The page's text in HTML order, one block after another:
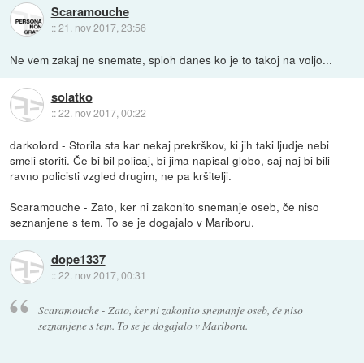
Scaramouche
::21. nov 2017, 23:56
Ne vem zakaj ne snemate, sploh danes ko je to takoj na voljo...
solatko
::22. nov 2017, 00:22
darkolord - Storila sta kar nekaj prekrškov, ki jih taki ljudje nebi
smeli storiti. Če bi bil policaj, bi jima napisal globo, saj naj bi bili
ravno policisti vzgled drugim, ne pa kršitelji.
Scaramouche - Zato, ker ni zakonito snemanje oseb, če niso
seznanjene s tem. To se je dogajalo v Mariboru.
dope1337
::22. nov 2017, 00:31
Scaramouche - Zato, ker ni zakonito snemanje oseb, če niso
seznanjene s tem. To se je dogajalo v Mariboru.